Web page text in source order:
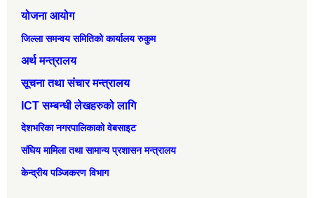
योजना आयोग
जिल्ला समन्वय समितिको कार्यालय रुकुम
अर्थ मन्त्रालय
सूचना तथा संचार मन्त्रालय
ICT सम्बन्धी लेखहरुको लागि
देशभरिका नगरपालिकाको वेबसाइट
संघिय मामिला तथा सामान्‍य प्रशासन मन्त्रालय
केन्द्रीय पञ्जिकरण विभाग